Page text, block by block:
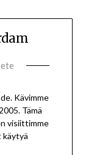
Kävimme
Tämä
visiittimme
käytyä